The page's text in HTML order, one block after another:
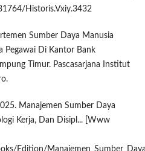
Historis.Vxiy.3432
Sumber Daya Manusia
Pegawai Di Kantor Bank
Timur. Pascasarjana Institut
Manajemen Sumber Daya
Kerja, Dan Disipl... [Www